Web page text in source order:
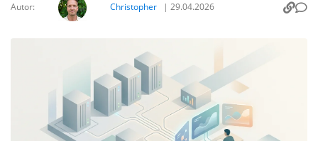
Autor: Christopher | 29.04.2026